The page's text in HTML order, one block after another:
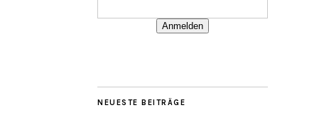
Anmelden
NEUESTE BEITRÄGE